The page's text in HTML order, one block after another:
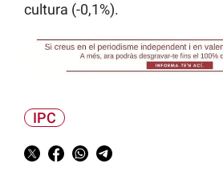
cultura (-0,1%).
IPC